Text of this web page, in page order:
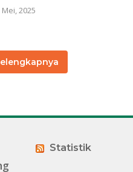
Mei, 2025
Statistik